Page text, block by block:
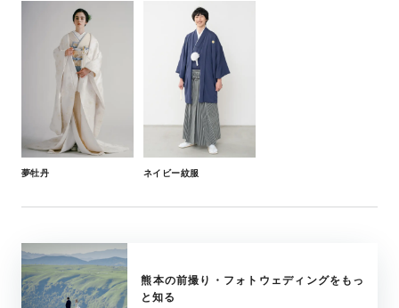
夢牡丹 ネイビー紋服
熊本の前撮り・フォトウェディングをもっ
と知る